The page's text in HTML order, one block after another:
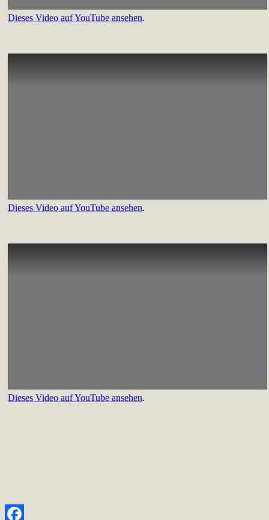
Dieses Video auf YouTube ansehen.
Dieses Video auf YouTube ansehen.
Dieses Video auf YouTube ansehen.